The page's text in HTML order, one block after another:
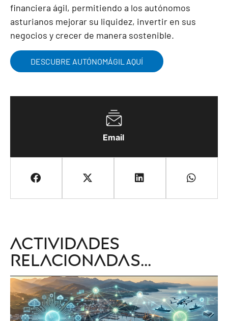
Email
financiera ágil, permitiendo a los autónomos
asturianos mejorar su liquidez, invertir en sus
negocios y crecer de manera sostenible.
DESCUBRE AUTÓNOMÁGIL AQUÍ
Actividades
relacionadas...